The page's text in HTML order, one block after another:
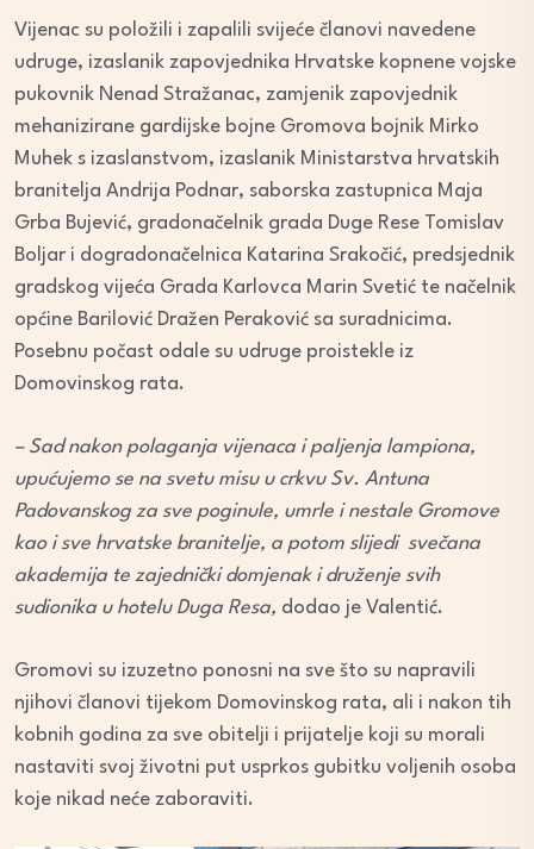
Vijenac su položili i zapalili svijeće članovi navedene
udruge, izaslanik zapovjednika Hrvatske kopnene vojske
pukovnik Nenad Stražanac, zamjenik zapovjednik
mehanizirane gardijske bojne Gromova bojnik Mirko
Muhek s izaslanstvom, izaslanik Ministarstva hrvatskih
branitelja Andrija Podnar, saborska zastupnica Maja
Grba Bujević, gradonačelnik grada Duge Rese Tomislav
Boljar i dogradonačelnica Katarina Srakočić, predsjednik
gradskog vijeća Grada Karlovca Marin Svetić te načelnik
općine Barilović Dražen Peraković sa suradnicima.
Posebnu počast odale su udruge proistekle iz
Domovinskog rata.
– Sad nakon polaganja vijenaca i paljenja lampiona,
upućujemo se na svetu misu u crkvu Sv. Antuna
Padovanskog za sve poginule, umrle i nestale Gromove
kao i sve hrvatske branitelje, a potom slijedi svečana
akademija te zajednički domjenak i druženje svih
sudionika u hotelu Duga Resa, dodao je Valentić.
Gromovi su izuzetno ponosni na sve što su napravili
njihovi članovi tijekom Domovinskog rata, ali i nakon tih
kobnih godina za sve obitelji i prijatelje koji su morali
nastaviti svoj životni put usprkos gubitku voljenih osoba
koje nikad neće zaboraviti.